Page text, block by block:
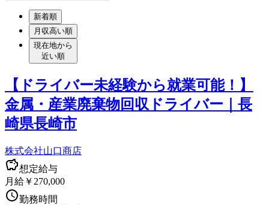
新着順
月収高い順
現在地から
近い順
【ドライバー未経験から就業可能！】
金属・産業廃棄物回収ドライバー｜長
崎県長崎市
株式会社山口商店
想定給与
月給￥270,000
勤務時間